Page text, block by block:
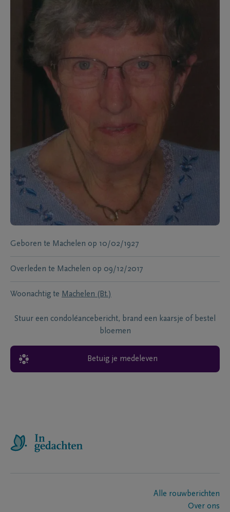
Geboren te Machelen op 10/02/1927
Overleden te Machelen op 09/12/2017
Woonachtig te Machelen (Bt.)
Stuur een condoléancebericht, brand een kaarsje of bestel
bloemen
Betuig je medeleven
Alle rouwberichten
Over ons